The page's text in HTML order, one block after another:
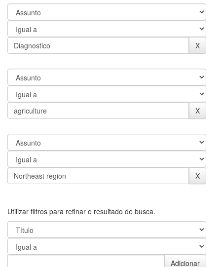
Utilizar filtros para refinar o resultado de busca.